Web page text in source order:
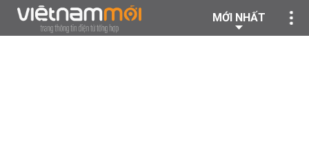
MỚI NHẤT